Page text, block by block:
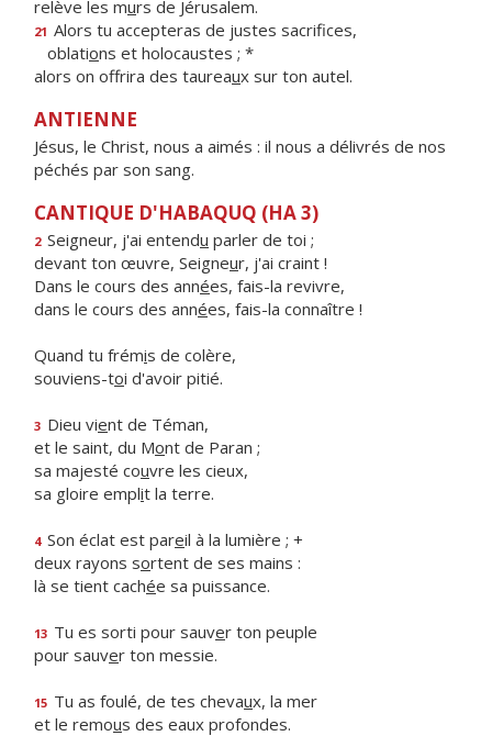
relève les murs de Jérusalem.
21 Alors tu accepteras de justes sacrifices,
oblations et holocaustes ; *
alors on offrira des taureaux sur ton autel.
ANTIENNE
Jésus, le Christ, nous a aimés : il nous a délivrés de nos
péchés par son sang.
CANTIQUE D'HABAQUQ (HA 3)
2 Seigneur, j'ai entendu parler de toi ;
devant ton œuvre, Seigneur, j'ai craint !
Dans le cours des années, fais-la revivre,
dans le cours des années, fais-la connaître !
Quand tu frémis de colère,
souviens-toi d'avoir pitié.
3 Dieu vient de Téman,
et le saint, du Mont de Paran ;
sa majesté couvre les cieux,
sa gloire emplit la terre.
4 Son éclat est pareil à la lumière ; +
deux rayons sortent de ses mains :
là se tient cachée sa puissance.
13 Tu es sorti pour sauver ton peuple
pour sauver ton messie.
15 Tu as foulé, de tes chevaux, la mer
et le remous des eaux profondes.